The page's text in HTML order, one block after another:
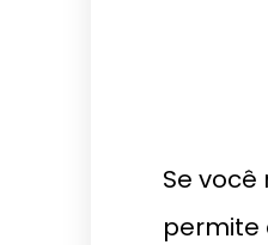
Se
permite